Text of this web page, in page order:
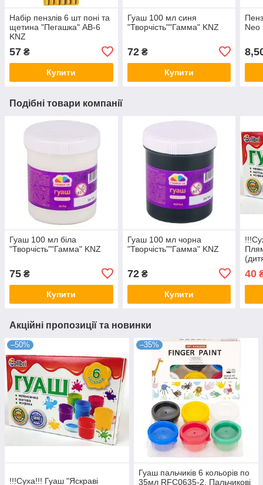
Набір пензлів 6 шт поні та
щетина "Пегашка" AB-6
KNZ
57 ₴
Купити
Гуаш 100 мл синя
"Творчість""Гамма" KNZ
72₴
Купити
Neo
Подібні товари компанії
Гуаш 100 мл біла
"Творчість""Гамма" KNZ
75 ₴
Купити
Гуаш 100 мл чорна
"Творчість""Гамма" KNZ
72₴
Купити
KNZ
40
Акційні пропозиції та новинки
–50%
!!!Суха!!! Гуаш "Яскраві
–35%
Гуаш пальчиків 6 кольорів по
35мл RFC0635-2, Пальчикові